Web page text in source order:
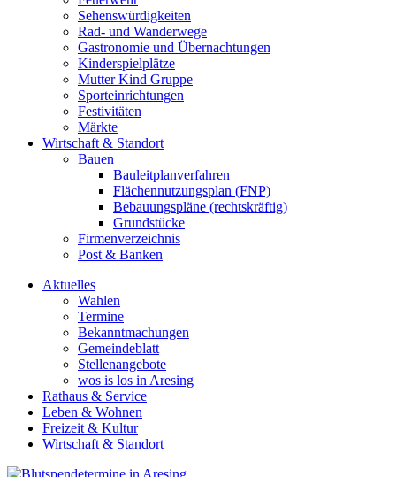
Sehenswürdigkeiten
Rad- und Wanderwege
Gastronomie und Übernachtungen
Kinderspielplätze
Mutter Kind Gruppe
Sporteinrichtungen
Festivitäten
Märkte
Wirtschaft & Standort
Bauen
Bauleitplanverfahren
Flächennutzungsplan (FNP)
Bebauungspläne (rechtskräftig)
Grundstücke
Firmenverzeichnis
Post & Banken
Aktuelles
Wahlen
Termine
Bekanntmachungen
Gemeindeblatt
Stellenangebote
wos is los in Aresing
Rathaus & Service
Leben & Wohnen
Freizeit & Kultur
Wirtschaft & Standort